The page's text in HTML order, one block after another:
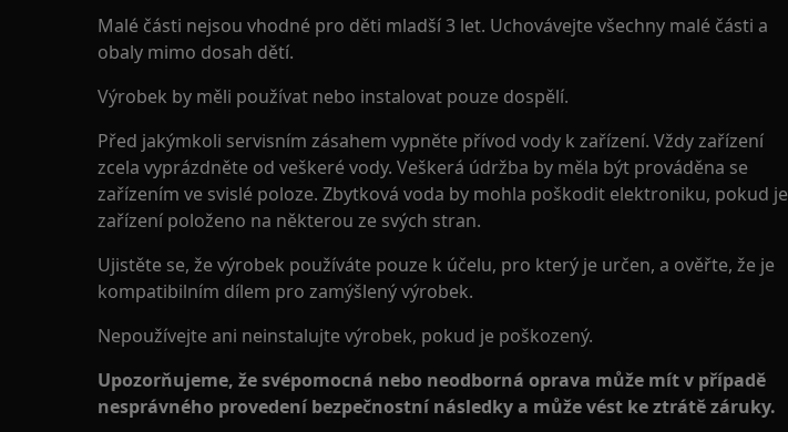
Malé části nejsou vhodné pro děti mladší 3 let. Uchovávejte všechny malé části a
obaly mimo dosah dětí.
Výrobek by měli používat nebo instalovat pouze dospělí.
Před jakýmkoli servisním zásahem vypněte přívod vody k zařízení. Vždy zařízení
zcela vyprázdněte od veškeré vody. Veškerá údržba by měla být prováděna se
zařízením ve svislé poloze. Zbytková voda by mohla poškodit elektroniku, pokud je
zařízení položeno na některou ze svých stran.
Ujistěte se, že výrobek používáte pouze k účelu, pro který je určen, a ověřte, že je
kompatibilním dílem pro zamýšlený výrobek.
Nepoužívejte ani neinstalujte výrobek, pokud je poškozený.
Upozorňujeme, že svépomocná nebo neodborná oprava může mít v případě
nesprávného provedení bezpečnostní následky a může vést ke ztrátě záruky.